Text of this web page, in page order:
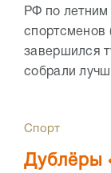
РФ по
спортсменов
завершился
собрали
Спорт
Дублёры